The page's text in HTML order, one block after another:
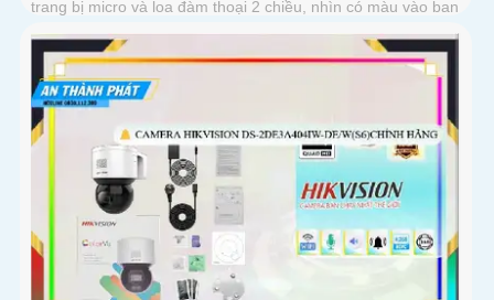
trang bị micro và loa đàm thoại 2 chiều, nhìn có màu vào ban
đêm bằng đèn Led khoảng cách 30m